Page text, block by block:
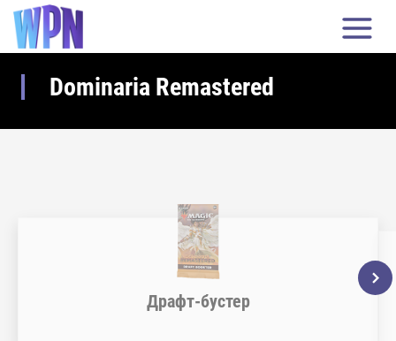
Dominaria Remastered
Драфт-бустер